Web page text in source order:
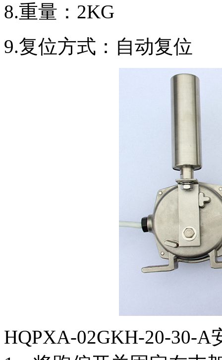
8.重量：2KG
9.复位方式：自动复位
HQPXA-02GKH-20-30-